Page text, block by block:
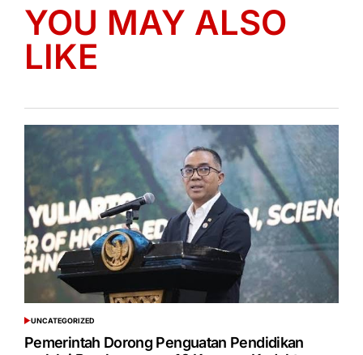
YOU MAY ALSO
LIKE
POSTED
IN
UNCATEGORIZED
Pemerintah Dorong Penguatan Pendidikan